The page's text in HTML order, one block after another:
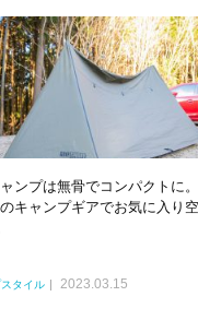
ンプは無骨でコンパクトに
キャンプギアでお気に入り
タイル 2023.03.15